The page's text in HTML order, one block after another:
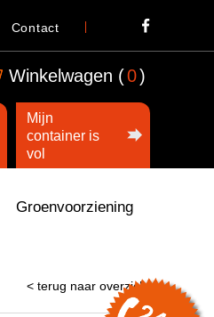
Contact
Winkelwagen (0)
Mijn
container is
vol
Groenvoorziening
< terug naar overzicht